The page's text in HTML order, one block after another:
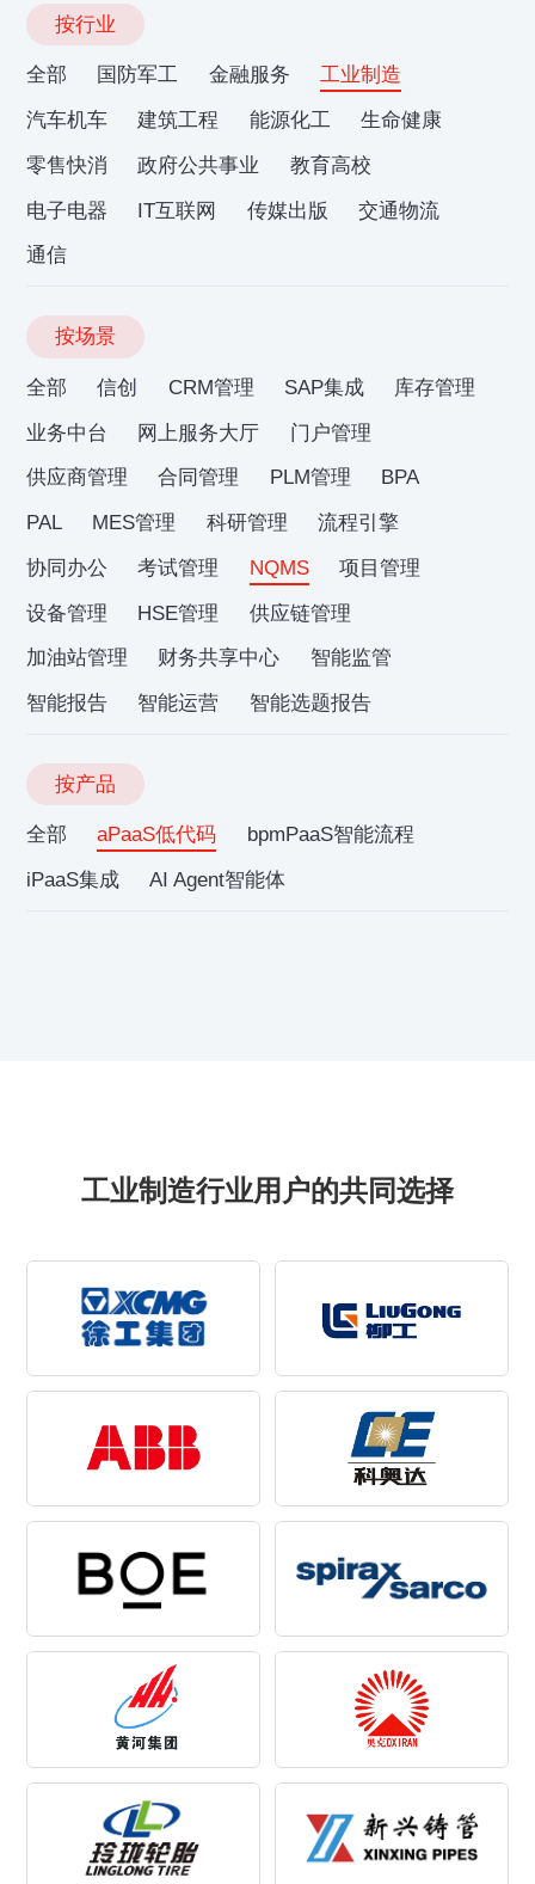
按行业
全部 国防军工 金融服务
工业制造
汽车机车
建筑工程 能源化工
生命健康
零售快消
政府公共事业
教育高校
电子电器
IT互联网 传媒出版
交通物流
通信
按场景
全部 信创 CRM管理 SAP集成
库存管理
业务中台
网上服务大厅
门户管理
供应商管理
合同管理 PLM管理
BPA
PAL
MES管理 科研管理
流程引擎
协同办公
考试管理 NQMS
项目管理
设备管理
HSE管理
供应链管理
加油站管理
财务共享中心
智能监管
智能报告
智能运营 智能选题报告
按产品
全部 aPaaS低代码
bpmPaaS智能流程
iPaaS集成
AI Agent智能体
工业制造行业用户的共同选择